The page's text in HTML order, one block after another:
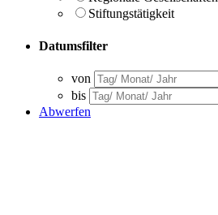
Stiftungstätigkeit
Datumsfilter
von
bis
Abwerfen